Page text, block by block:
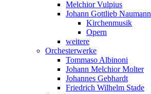
Melchior Vulpius
Johann Gottlieb Naumann
Kirchenmusik
Opern
weitere
Orchesterwerke
Tommaso Albinoni
Johann Melchior Molter
Johannes Gebhardt
Friedrich Wilhelm Stade